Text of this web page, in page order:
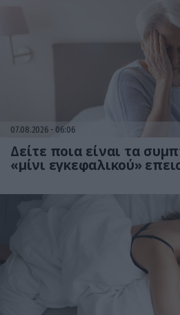
07.08.2026 06:06
Δείτε ποια είναι τα
«μίνι εγκεφαλικού»